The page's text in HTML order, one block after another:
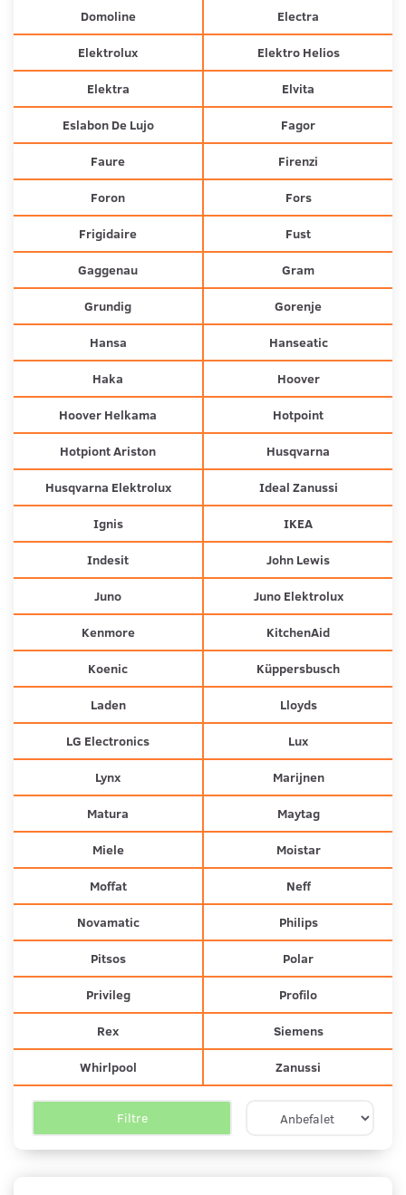
Domoline Electra
Elektrolux Elektro Helios
Elektra Elvita
Eslabon De Lujo Fagor
Faure Firenzi
Foron Fors
Frigidaire Fust
Gaggenau Gram
Grundig Gorenje
Hansa Hanseatic
Haka Hoover
Hoover Helkama Hotpoint
Hotpiont Ariston Husqvarna
Husqvarna Elektrolux Ideal Zanussi
Ignis IKEA
Indesit John Lewis
Juno Juno Elektrolux
Kenmore KitchenAid
Koenic Küppersbusch
Laden Lloyds
LG Electronics Lux
Lynx Marijnen
Matura Maytag
Miele Moistar
Moffat Neff
Novamatic Philips
Pitsos Polar
Privileg Profilo
Rex Siemens
Whirlpool Zanussi
Filtre